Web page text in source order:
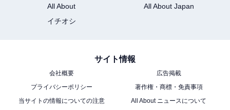
All About
All About Japan
イチオシ
サイト情報
会社概要
広告掲載
プライバシーポリシー
著作権・商標・免責事項
当サイトの情報についての注意
All About ニュースについて